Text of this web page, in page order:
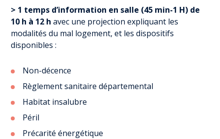
> 1 temps d’information en salle (45 min-1 H) de
10 h à 12 h avec une projection expliquant les
modalités du mal logement, et les dispositifs
disponibles :
Non-décence
Règlement sanitaire départemental
Habitat insalubre
Péril
Précarité énergétique